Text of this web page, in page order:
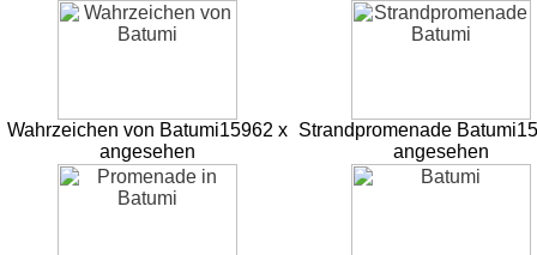
Wahrzeichen von Batumi15962 x
angesehen
Strandpromenade Batumi
angesehen